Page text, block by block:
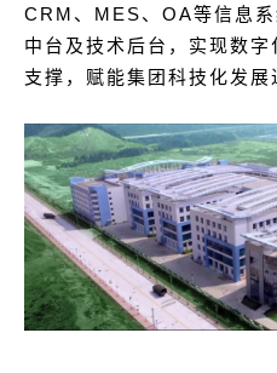
CRM、MES、OA等信息
中台及技术后台，实现数
支撑，赋能集团科技化发展